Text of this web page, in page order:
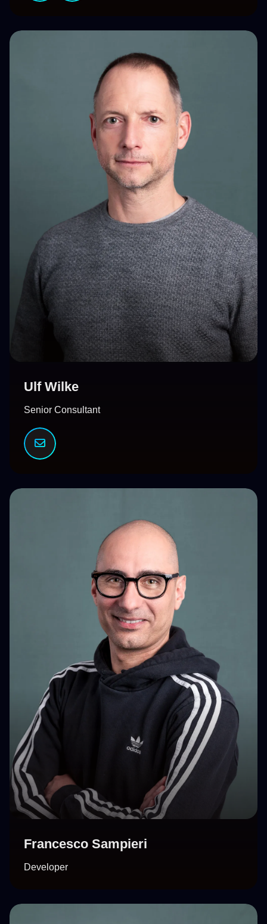
Ulf Wilke
Senior Consultant
Francesco Sampieri
Developer